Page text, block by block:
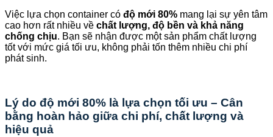
Việc lựa chọn container có độ mới 80% mang lại sự yên tâm
cao hơn rất nhiều về chất lượng, độ bền và khả năng
chống chịu. Bạn sẽ nhận được một sản phẩm chất lượng
tốt với mức giá tối ưu, không phải tốn thêm nhiều chi phí
phát sinh.
Lý do độ mới 80% là lựa chọn tối ưu – Cân
bằng hoàn hảo giữa chi phí, chất lượng và
hiệu quả